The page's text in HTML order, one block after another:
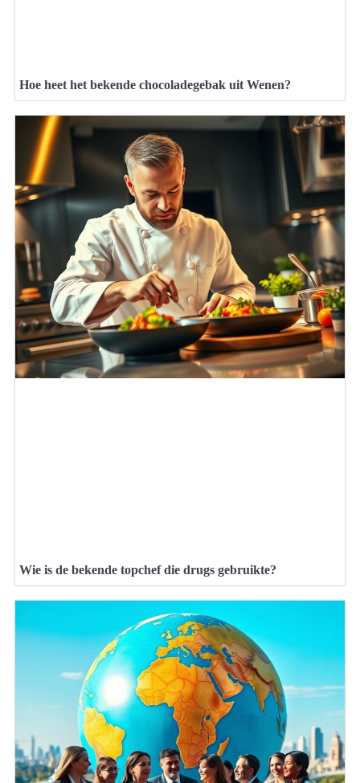
Hoe heet het bekende chocoladegebak uit Wenen?
Wie is de bekende topchef die drugs gebruikte?